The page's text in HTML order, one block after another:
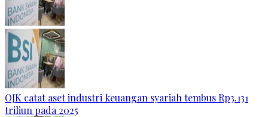
OJK catat aset industri keuangan syariah tembus Rp3.131
triliun pada 2025